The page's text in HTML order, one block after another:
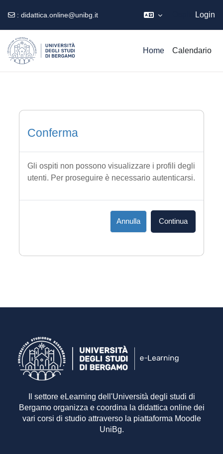
: didattica.online@unibg.it Login
Home Calendario
Conferma
Gli ospiti non possono visualizzare i profili degli
utenti. Per proseguire è necessario autenticarsi.
Annulla Continua
Il settore eLearning dell'Università degli studi di
Bergamo organizza e coordina la didattica online dei
vari corsi di studio attraverso la piattaforma Moodle
UniBg.